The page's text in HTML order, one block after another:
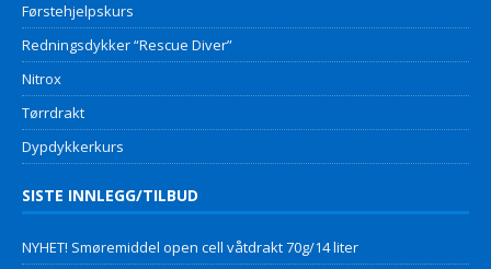
Førstehjelpskurs
Redningsdykker “Rescue Diver”
Nitrox
Tørrdrakt
Dypdykkerkurs
SISTE INNLEGG/TILBUD
NYHET! Smøremiddel open cell våtdrakt 70g/14 liter